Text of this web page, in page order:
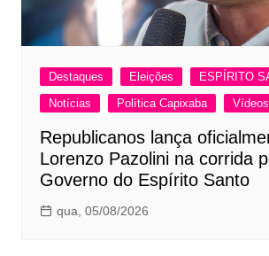
Destaques Eleições
ESPÍRITO
Notícias
Política Capixaba Vídeos
Republicanos lança
Lorenzo Pazolini na corrida
Governo do Espírito Santo
qua, 05/08/2026